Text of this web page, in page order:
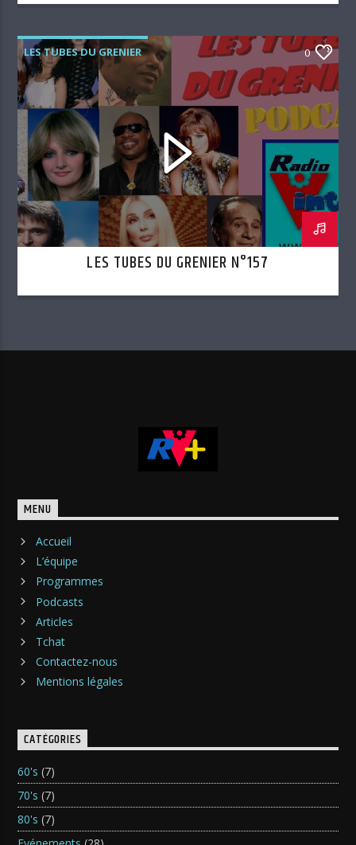
LES TUBES DU GRENIER 0
LES TUBES DU GRENIER N°157
MENU
Accueil
L’équipe
Programmes
Podcasts
Articles
Tchat
Contactez-nous
Mentions légales
CATÉGORIES
60's (7)
70's (7)
80's (7)